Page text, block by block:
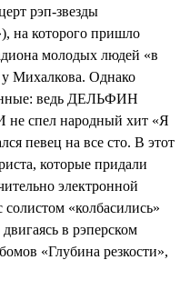
рэп-звезды
которого пришло
молодых людей «в
Михалкова. Однако
ведь ДЕЛЬФИН
не спел народный хит «Я
певец на все сто. В этот
которые придали
электронной
«колбасились»
в рэперском
«Глубина резкости»,